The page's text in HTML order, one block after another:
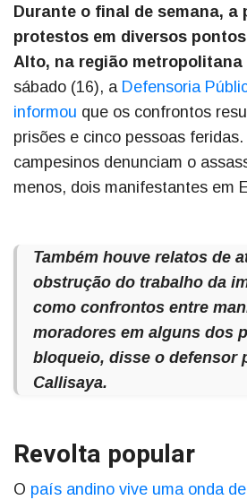
Durante o final de semana, a
protestos em diversos pontos
Alto, na região metropolitana
sábado (16), a Defensoria
informou que os confrontos
prisões e cinco pessoas
campesinos denunciam o
menos, dois manifestantes em
Também houve relatos de
obstrução do trabalho da
como confrontos entre
moradores em alguns dos
bloqueio, disse o defensor
Callisaya.
Revolta popular
O país andino vive uma onda